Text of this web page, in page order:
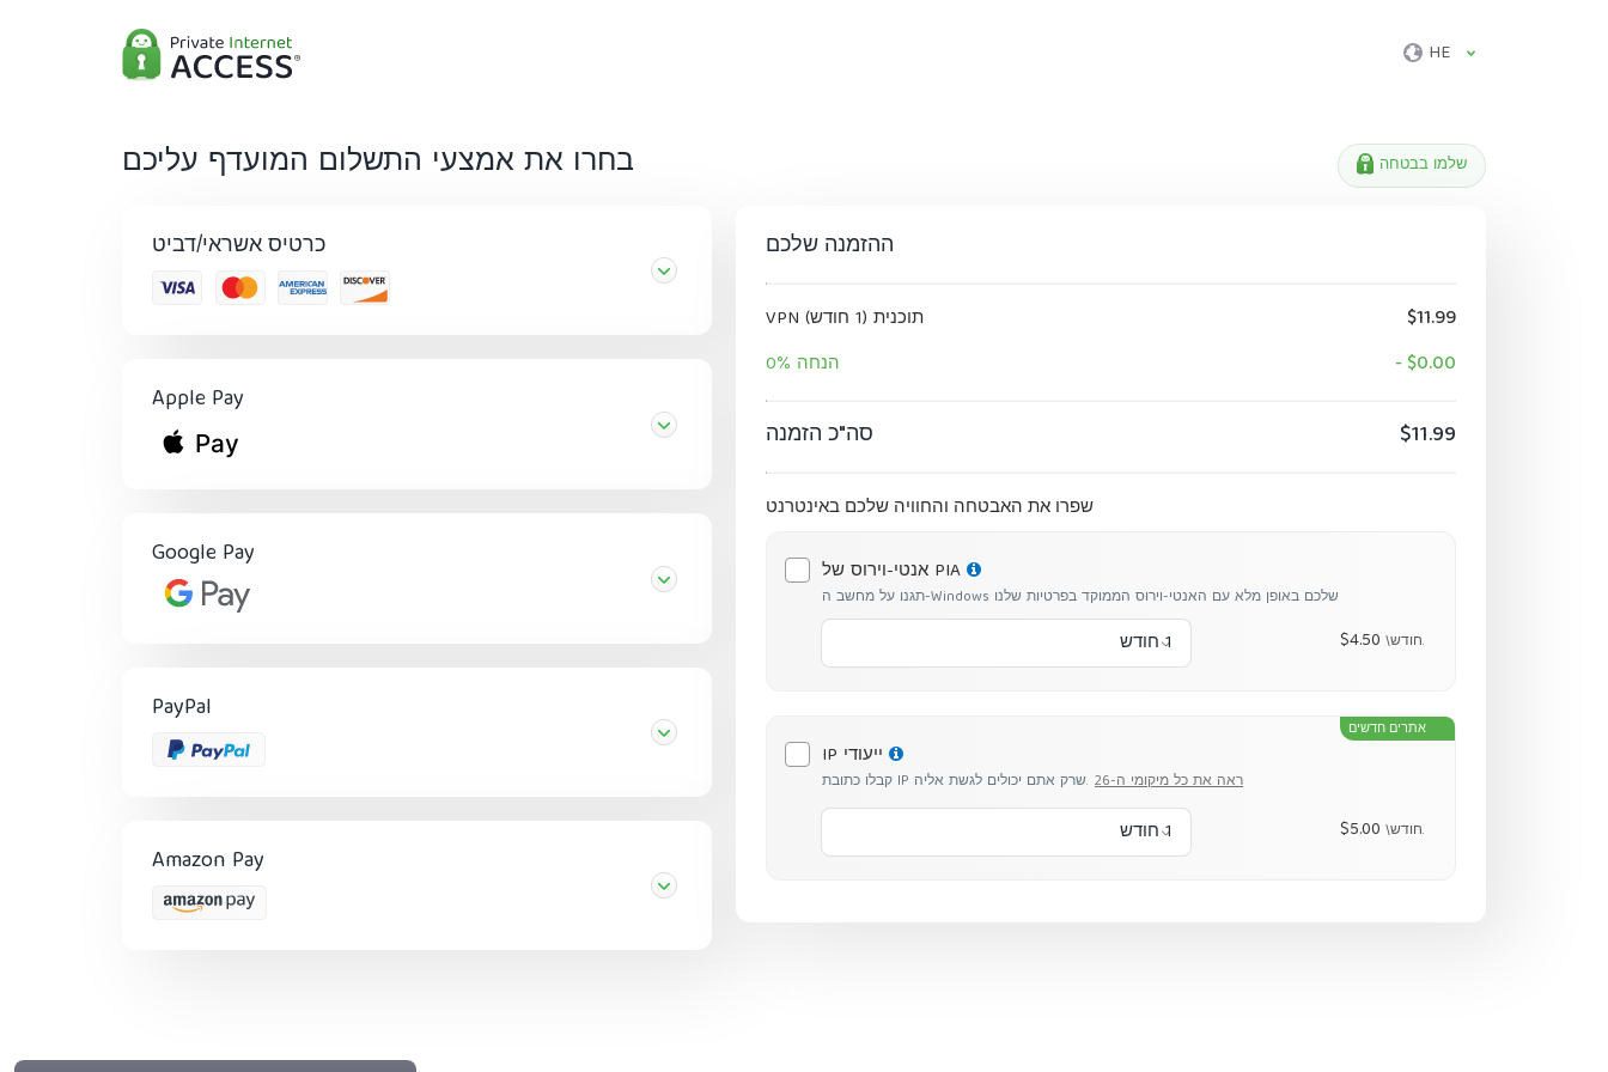
HE
בחרו את אמצעי התשלום המועדף עליכם שלמו בבטחה
כרטיס אשראי/דביט
Apple Pay
Google Pay
PayPal
Amazon Pay
ההזמנה שלכם
VPN תוכנית (1 חודש) $11.99
הנחה 0% - $0.00
סה"כ הזמנה $11.99
שפרו את האבטחה והחוויה שלכם באינטרנט
אנטי-וירוס של PIA
תגנו על מחשב ה-Windows שלכם באופן מלא עם האנטי-וירוס הממוקד בפרטיות שלנו
1 חודש $4.50 \חודש.
אתרים חדשים
IP ייעודי
קבלו כתובת IP שרק אתם יכולים לגשת אליה. ראה את כל מיקומי ה-26
1 חודש $5.00 \חודש.